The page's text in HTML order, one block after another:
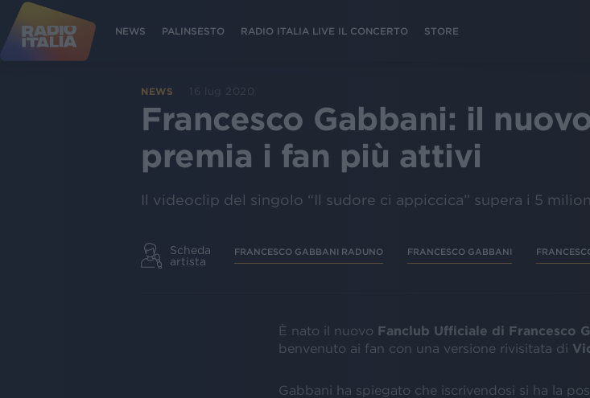
NEWS PALINSESTO RADIO ITALIA LIVE IL CONCERTO STORE
NEWS 16 lug 2020
Francesco Gabbani: il
premia i fan più attivi
Il videoclip del singolo “Il sudore ci appiccica” supera i 5
Scheda
artista
FRANCESCO GABBANI RADUNO FRANCESCO GABBANI
È nato il nuovo Fanclub Ufficiale di Francesco
benvenuto ai fan con una versione rivisitata di
Gabbani ha spiegato che iscrivendosi si ha la